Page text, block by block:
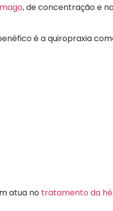
, de concentração e
é a quiropraxia
atua no tratamento da